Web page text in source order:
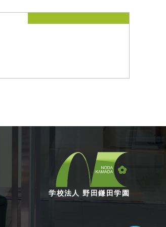
学校法人 野田鎌田学園